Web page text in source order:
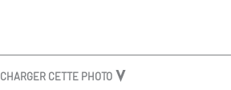
CETTE PHOTO